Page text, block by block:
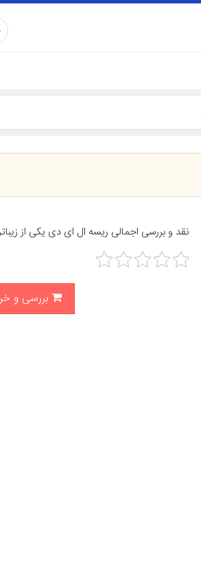
نقد و بررسی اجمالی ریسه ال ای دی یکی از
بررسی و